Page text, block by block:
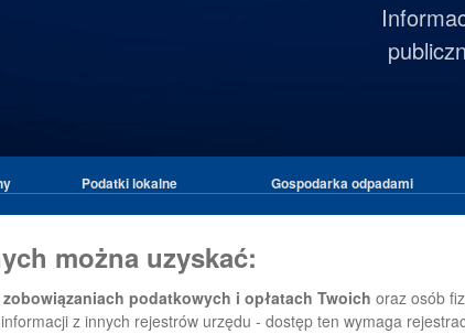
Podatki lokalne Gospodarka odpadami
można uzyskać:
podatkowych i opłatach Twoich oraz osób
z innych rejestrów urzędu - dostęp ten wymaga